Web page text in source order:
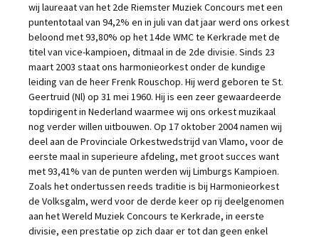
wij laureaat van het 2de Riemster Muziek Concours met een
puntentotaal van 94,2% en in juli van dat jaar werd ons orkest
beloond met 93,80% op het 14de WMC te Kerkrade met de
titel van vice-kampioen, ditmaal in de 2de divisie. Sinds 23
maart 2003 staat ons harmonieorkest onder de kundige
leiding van de heer Frenk Rouschop. Hij werd geboren te St.
Geertruid (Nl) op 31 mei 1960. Hij is een zeer gewaardeerde
topdirigent in Nederland waarmee wij ons orkest muzikaal
nog verder willen uitbouwen. Op 17 oktober 2004 namen wij
deel aan de Provinciale Orkestwedstrijd van Vlamo, voor de
eerste maal in superieure afdeling, met groot succes want
met 93,41% van de punten werden wij Limburgs Kampioen.
Zoals het ondertussen reeds traditie is bij Harmonieorkest
de Volksgalm, werd voor de derde keer op rij deelgenomen
aan het Wereld Muziek Concours te Kerkrade, in eerste
divisie, een prestatie op zich daar er tot dan geen enkel